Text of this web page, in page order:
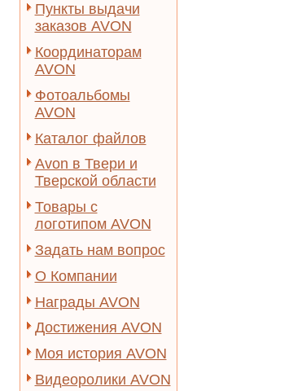
Пункты выдачи
заказов AVON
Координаторам
AVON
Фотоальбомы
AVON
Каталог файлов
Avon в Твери и
Тверской области
Товары с
логотипом AVON
Задать нам вопрос
О Компании
Награды AVON
Достижения AVON
Моя история AVON
Видеоролики AVON